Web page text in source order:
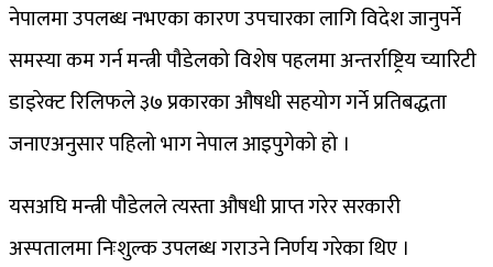
नेपालमा उपलब्ध नभएका कारण उपचारका लागि विदेश जानुपर्ने
समस्या कम गर्न मन्त्री पौडेलको विशेष पहलमा अन्तर्राष्ट्रिय च्यारिटी
डाइरेक्ट रिलिफले ३७ प्रकारका औषधी सहयोग गर्ने प्रतिबद्धता
जनाएअनुसार पहिलो भाग नेपाल आइपुगेको हो ।
यसअघि मन्त्री पौडेलले त्यस्ता औषधी प्राप्त गरेर सरकारी
अस्पतालमा निःशुल्क उपलब्ध गराउने निर्णय गरेका थिए ।